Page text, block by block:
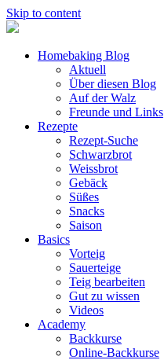
Skip to content
Homebaking Blog
Aktuell
Über diesen Blog
Auf der Walz
Freunde und Links
Rezepte
Rezept-Suche
Schwarzbrot
Weissbrot
Gebäck
Süßes
Snacks
Saison
Basics
Vorteig
Sauerteige
Teig bearbeiten
Gut zu wissen
Videos
Academy
Backkurse
Online-Backkurse